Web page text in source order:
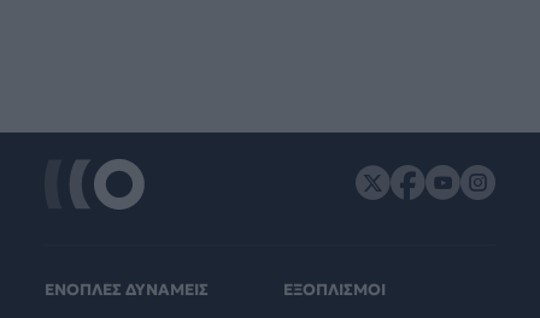
ΕΝΟΠΛΕΣ ΔΥΝΑΜΕΙΣ
ΕΞΟΠΛΙΣΜΟΙ